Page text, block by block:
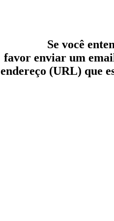
Se você
favor enviar um
endereço (URL) que